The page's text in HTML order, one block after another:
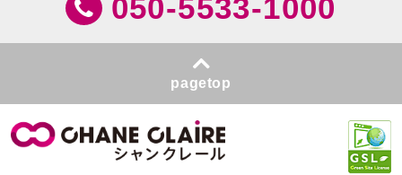
050-5533-1000
pagetop